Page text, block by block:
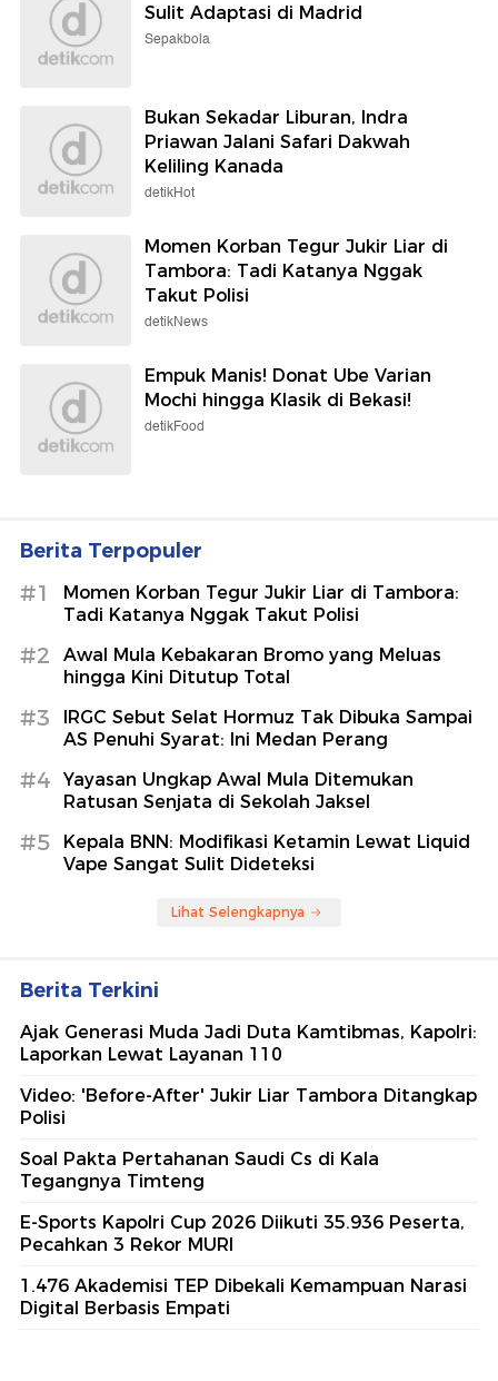
Sulit Adaptasi di Madrid
Sepakbola
Bukan Sekadar Liburan, Indra
Priawan Jalani Safari Dakwah
Keliling Kanada
detikHot
Momen Korban Tegur Jukir Liar di
Tambora: Tadi Katanya Nggak
Takut Polisi
detikNews
Empuk Manis! Donat Ube Varian
Mochi hingga Klasik di Bekasi!
detikFood
Berita Terpopuler
#1
Momen Korban Tegur Jukir Liar di Tambora:
Tadi Katanya Nggak Takut Polisi
#2
Awal Mula Kebakaran Bromo yang Meluas
hingga Kini Ditutup Total
#3
IRGC Sebut Selat Hormuz Tak Dibuka Sampai
AS Penuhi Syarat: Ini Medan Perang
#4
Yayasan Ungkap Awal Mula Ditemukan
Ratusan Senjata di Sekolah Jaksel
#5
Kepala BNN: Modifikasi Ketamin Lewat Liquid
Vape Sangat Sulit Dideteksi
Lihat Selengkapnya
Berita Terkini
Ajak Generasi Muda Jadi Duta Kamtibmas, Kapolri:
Laporkan Lewat Layanan 110
Video: 'Before-After' Jukir Liar Tambora Ditangkap
Polisi
Soal Pakta Pertahanan Saudi Cs di Kala
Tegangnya Timteng
E-Sports Kapolri Cup 2026 Diikuti 35.936 Peserta,
Pecahkan 3 Rekor MURI
1.476 Akademisi TEP Dibekali Kemampuan Narasi
Digital Berbasis Empati